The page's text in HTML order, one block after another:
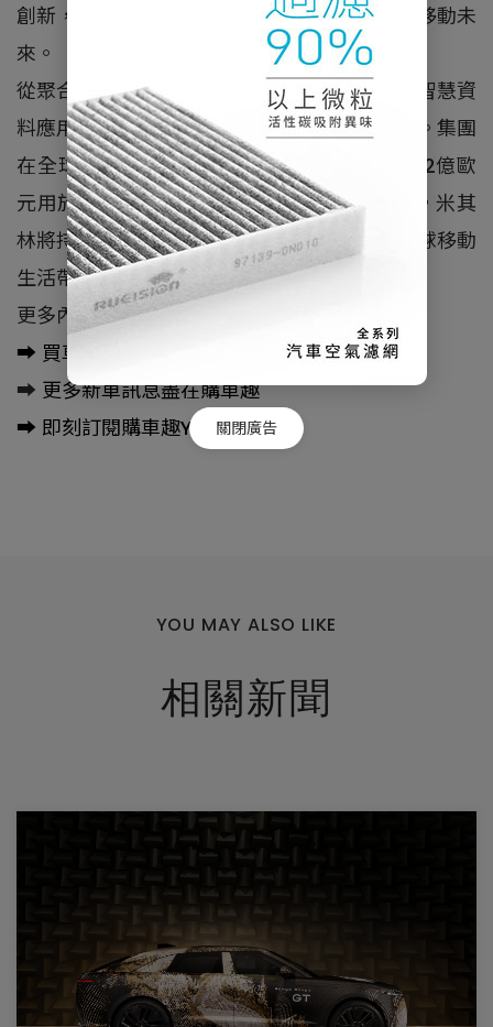
創新，不止於道路，而是延伸至更廣泛的永續移動未
來。
從聚合物開發、工藝工程、高科技材料技術到智慧資
料應用，創新始終是米其林集團的核心驅動力。集團
在全球擁有超過6000名研發人員，每年投入12億歐
元用於創新，並持有11000項有效專利。未來，米其
林將持續打造卓越的移動生活解決方案，為全球移動
生活帶來非凡體驗。
更多內容請點擊：
➡️ 買車不知從哪下手？購車趣告訴你
➡️ 更多新車訊息盡在購車趣
➡️ 即刻訂閱購車趣Youtube頻道
YOU MAY ALSO LIKE
相關新聞
關閉廣告